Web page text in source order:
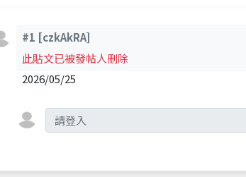
#1 [czkAkRA]
此貼文已被發帖人刪除
2026/05/25